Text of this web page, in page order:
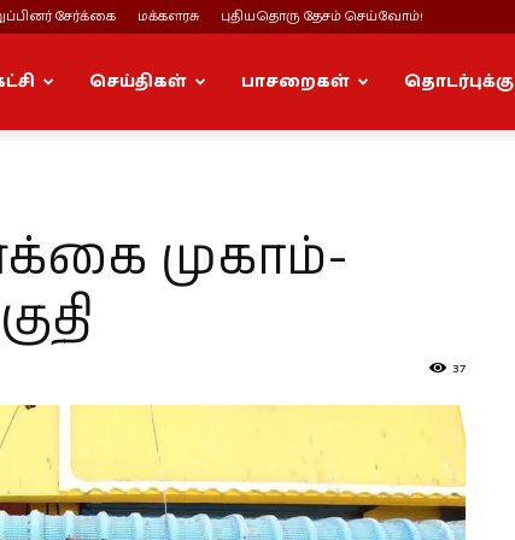
சேர்க்கை மக்களரசு புதியதொரு தேசம் செய்வோம்!
செய்திகள் பாசறைகள் தொடர்புக்கு
முகாம்-
37